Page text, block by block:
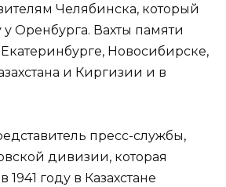
Челябинска, который
у Оренбурга. Вахты памяти
Новосибирске,
и Киргизии и в
пресс-службы,
дивизии, которая
году в Казахстане